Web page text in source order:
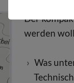
Der
werden
Was